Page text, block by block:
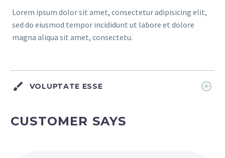
Lorem ipsum dolor sit amet, consectetur adipisicing elit,
sed do eiusmod tempor incididunt ut labore et dolore
magna aliqua sit amet, consectetu.
VOLUPTATE ESSE
CUSTOMER SAYS